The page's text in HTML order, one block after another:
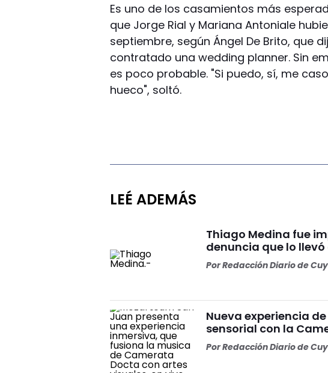
Es uno de los casamientos más
que Jorge Rial y Mariana Antoniale
septiembre, según Ángel De Brito, que
contratado una wedding planner. Sin
es poco probable. "Si puedo, sí, me
hueco", soltó.
LEÉ ADEMÁS
Thiago Medina fue
denuncia que lo
PorRedacción Diario de
Nueva experiencia
sensorial con la
PorRedacción Diario de